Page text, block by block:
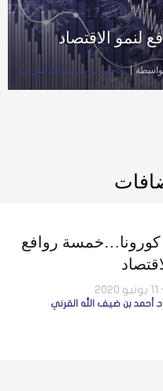
لنمو الاقتصاد
د. أحمد بن ضيف الله القرني
كورونا…خمسة روافع
د. أحمد بن ضيف الله القرني